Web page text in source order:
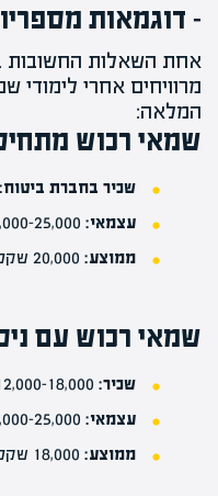
– דוגמאות
אחת השאלות החשובות
מרוויחים אחרי לימודי
המלאה:
שמאי רכוש מתחיל
שכיר בחברת ביטוח:
עצמאי:
ממוצע:
שמאי רכוש עם
שכיר:
עצמאי:
ממוצע: